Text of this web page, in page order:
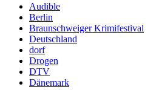
Audible
Berlin
Braunschweiger Krimifestival
Deutschland
dorf
Drogen
DTV
Dänemark